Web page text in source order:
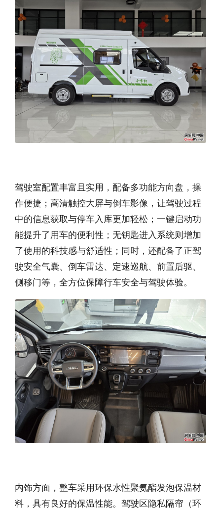
驾驶室配置丰富且实用，配备多功能方向盘，操
作便捷；高清触控大屏与倒车影像，让驾驶过程
中的信息获取与停车入库更加轻松；一键启动功
能提升了用车的便利性；无钥匙进入系统则增加
了使用的科技感与舒适性；同时，还配备了正驾
驶安全气囊、倒车雷达、定速巡航、前置后驱、
侧移门等，全方位保障行车安全与驾驶体验。
内饰方面，整车采用环保水性聚氨酯发泡保温材
料，具有良好的保温性能。驾驶区隐私隔帘（环